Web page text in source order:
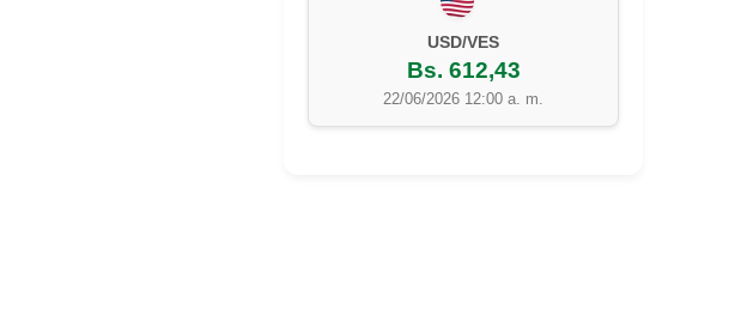
EUR/VES
Bs. 702,42
22/06/2026 12:00 a. m.